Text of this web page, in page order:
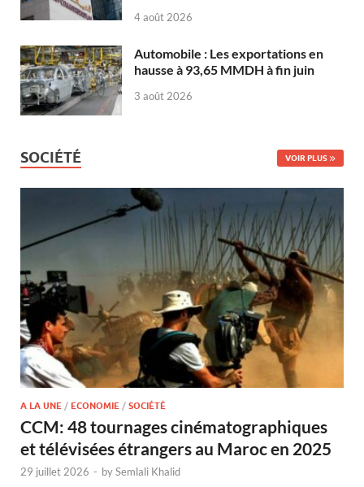
4 août 2026
Automobile : Les exportations en
hausse à 93,65 MMDH à fin juin
3 août 2026
SOCIÉTÉ VOIR PLUS
A LA UNE / ECONOMIE / SOCIÉTÉ
CCM: 48 tournages cinématographiques
et télévisées étrangers au Maroc en 2025
29 juillet 2026 - bySemlali Khalid